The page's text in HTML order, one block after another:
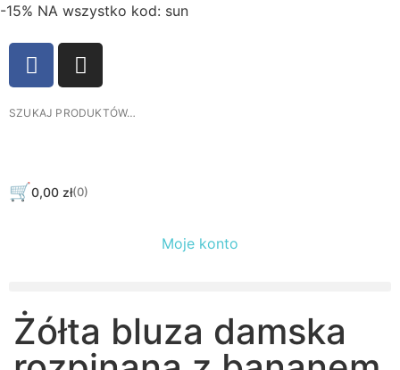
-15% NA wszystko kod: sun
🛒0,00 zł(0)
Moje konto
Żółta bluza damska